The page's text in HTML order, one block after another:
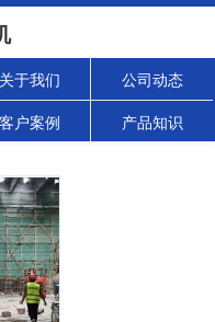
关于我们 公司动态
客户案例 产品知识